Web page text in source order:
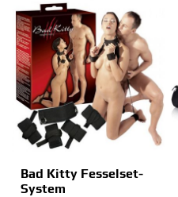
(Grundpreis: 11,65 € / Stück)
Bad Kitty Fesselset-
System